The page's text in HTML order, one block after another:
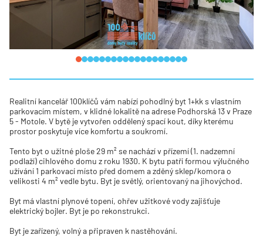
Realitní kancelář 100klíčů vám nabízí pohodlný byt 1+kk s vlastním
parkovacím místem, v klidné lokalitě na adrese Podhorská 13 v Praze
5 - Motole. V bytě je vytvořen oddělený spací kout, díky kterému
prostor poskytuje více komfortu a soukromí.
Tento byt o užitné ploše 29 m² se nachází v přízemí (1. nadzemní
podlaží) cihlového domu z roku 1930. K bytu patří formou výlučného
užívání 1 parkovací místo před domem a zděný sklep/komora o
velikosti 4 m² vedle bytu. Byt je světlý, orientovaný na jihovýchod.
Byt má vlastní plynové topení, ohřev užitkové vody zajišťuje
elektrický bojler. Byt je po rekonstrukci.
Byt je zařízený, volný a připraven k nastěhování.